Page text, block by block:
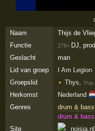
Naam
Thijs de
Functie
278× DJ,
Geslacht
man
Lid van groep
I Am Legion
Groepslid
Thys ,Thijs
Herkomst Nederland
Genres
drum & bass
drum & bass
Site
noisia.nl